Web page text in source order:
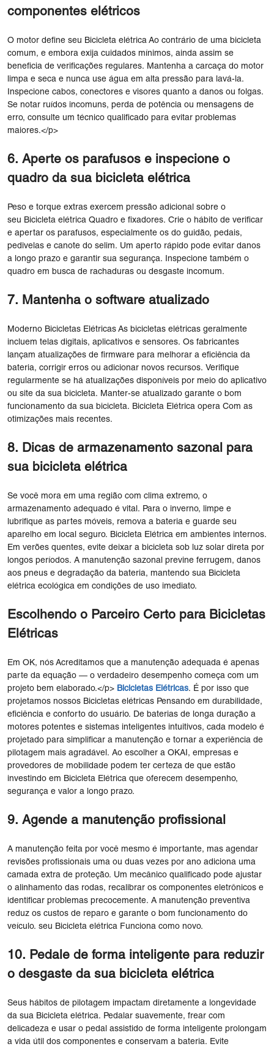
componentes elétricos
O motor define seu Bicicleta elétrica Ao contrário de uma bicicleta
comum, e embora exija cuidados mínimos, ainda assim se
beneficia de verificações regulares. Mantenha a carcaça do motor
limpa e seca e nunca use água em alta pressão para lavá-la.
Inspecione cabos, conectores e visores quanto a danos ou folgas.
Se notar ruídos incomuns, perda de potência ou mensagens de
erro, consulte um técnico qualificado para evitar problemas
maiores.</p>
6. Aperte os parafusos e inspecione o
quadro da sua bicicleta elétrica
Peso e torque extras exercem pressão adicional sobre o
seu Bicicleta elétrica Quadro e fixadores. Crie o hábito de verificar
e apertar os parafusos, especialmente os do guidão, pedais,
pedivelas e canote do selim. Um aperto rápido pode evitar danos
a longo prazo e garantir sua segurança. Inspecione também o
quadro em busca de rachaduras ou desgaste incomum.
7. Mantenha o software atualizado
Moderno Bicicletas Elétricas As bicicletas elétricas geralmente
incluem telas digitais, aplicativos e sensores. Os fabricantes
lançam atualizações de firmware para melhorar a eficiência da
bateria, corrigir erros ou adicionar novos recursos. Verifique
regularmente se há atualizações disponíveis por meio do aplicativo
ou site da sua bicicleta. Manter-se atualizado garante o bom
funcionamento da sua bicicleta. Bicicleta Elétrica opera Com as
otimizações mais recentes.
8. Dicas de armazenamento sazonal para
sua bicicleta elétrica
Se você mora em uma região com clima extremo, o
armazenamento adequado é vital. Para o inverno, limpe e
lubrifique as partes móveis, remova a bateria e guarde seu
aparelho em local seguro. Bicicleta Elétrica em ambientes internos.
Em verões quentes, evite deixar a bicicleta sob luz solar direta por
longos períodos. A manutenção sazonal previne ferrugem, danos
aos pneus e degradação da bateria, mantendo sua Bicicleta
elétrica ecológica em condições de uso imediato.
Escolhendo o Parceiro Certo para Bicicletas
Elétricas
Em OK, nós Acreditamos que a manutenção adequada é apenas
parte da equação — o verdadeiro desempenho começa com um
projeto bem elaborado.</p> Bicicletas Elétricas. É por isso que
projetamos nossos Bicicletas elétricas Pensando em durabilidade,
eficiência e conforto do usuário. De baterias de longa duração a
motores potentes e sistemas inteligentes intuitivos, cada modelo é
projetado para simplificar a manutenção e tornar a experiência de
pilotagem mais agradável. Ao escolher a OKAI, empresas e
provedores de mobilidade podem ter certeza de que estão
investindo em Bicicleta Elétrica que oferecem desempenho,
segurança e valor a longo prazo.
9. Agende a manutenção profissional
A manutenção feita por você mesmo é importante, mas agendar
revisões profissionais uma ou duas vezes por ano adiciona uma
camada extra de proteção. Um mecânico qualificado pode ajustar
o alinhamento das rodas, recalibrar os componentes eletrônicos e
identificar problemas precocemente. A manutenção preventiva
reduz os custos de reparo e garante o bom funcionamento do
veículo. seu Bicicleta elétrica Funciona como novo.
10. Pedale de forma inteligente para reduzir
o desgaste da sua bicicleta elétrica
Seus hábitos de pilotagem impactam diretamente a longevidade
da sua Bicicleta elétrica. Pedalar suavemente, frear com
delicadeza e usar o pedal assistido de forma inteligente prolongam
a vida útil dos componentes e conservam a bateria. Evite